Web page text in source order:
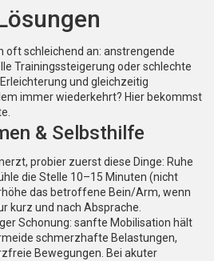
oft schleichend an: anstrengende
Trainingssteigerung oder schlechte
und gleichzeitig
immer wiederkehrt? Hier bekommst
& Selbsthilfe
probier zuerst diese Dinge: Ruhe
die Stelle 10–15 Minuten (nicht
das betroffene Bein/Arm, wenn
kurz und nach Absprache.
Schonung: sanfte Mobilisation hält
schmerzhafte Belastungen,
Bewegungen. Bei akuter